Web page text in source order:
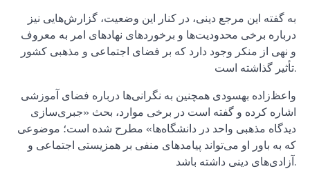
به گفته این مرجع دینی، در کنار این وضعیت، گزارش‌هایی نیز
درباره برخی محدودیت‌ها و برخوردهای نهادهای امر به معروف
و نهی از منکر وجود دارد که بر فضای اجتماعی و مذهبی کشور
تأثیر گذاشته است.
واعظ‌زاده بهسودی همچنین به نگرانی‌ها درباره فضای آموزشی
اشاره کرده و گفته است در برخی موارد، بحث «جبری‌سازی
دیدگاه مذهبی واحد در دانشگاه‌ها» مطرح شده است؛ موضوعی
که به باور او می‌تواند پیامدهای منفی بر همزیستی اجتماعی و
آزادی‌های دینی داشته باشد.